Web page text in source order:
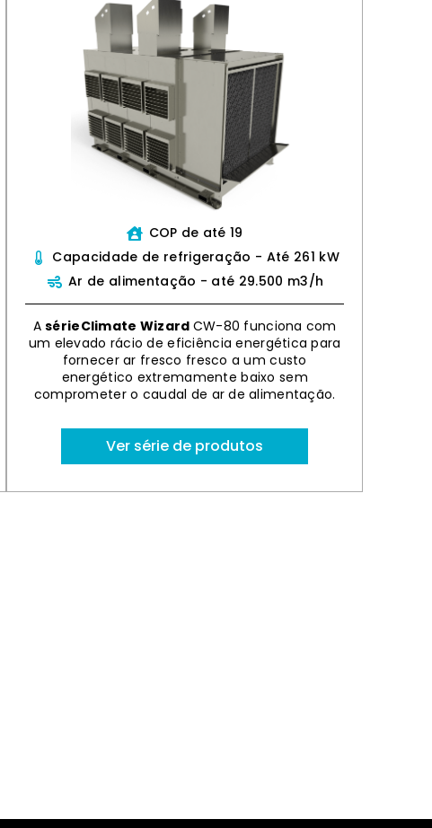
COP de até 19
Capacidade de refrigeração - Até 261 kW
Ar de alimentação - até 29.500 m3/h
AsérieClimate Wizard CW-80 funciona com
um elevado rácio de eficiência energética para
fornecer ar fresco fresco a um custo
energético extremamente baixo sem
comprometer o caudal de ar de alimentação.
Ver série de produtos